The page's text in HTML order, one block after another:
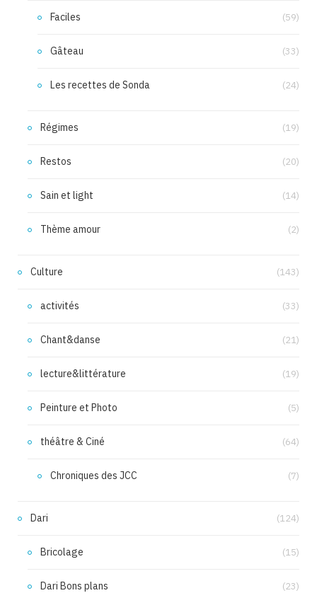
Faciles (59)
Gâteau (33)
Les recettes de Sonda (24)
Régimes (19)
Restos (20)
Sain et light (14)
Thème amour (2)
Culture (143)
activités (33)
Chant&danse (21)
lecture&littérature (19)
Peinture et Photo (5)
théâtre & Ciné (64)
Chroniques des JCC (7)
Dari (124)
Bricolage (15)
Dari Bons plans (23)